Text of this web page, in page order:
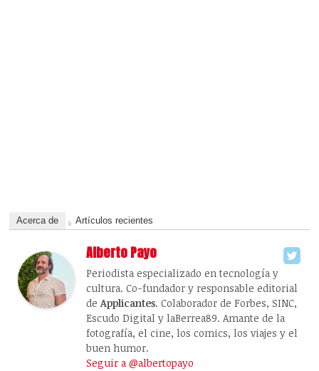
Acerca de Artículos recientes
Alberto Payo
Periodista especializado en tecnología y
cultura. Co-fundador y responsable editorial
deApplicantes. Colaborador de Forbes, SINC,
Escudo Digital y laBerrea89. Amante de la
fotografía, el cine, los comics, los viajes y el
buen humor.
Seguir a @albertopayo